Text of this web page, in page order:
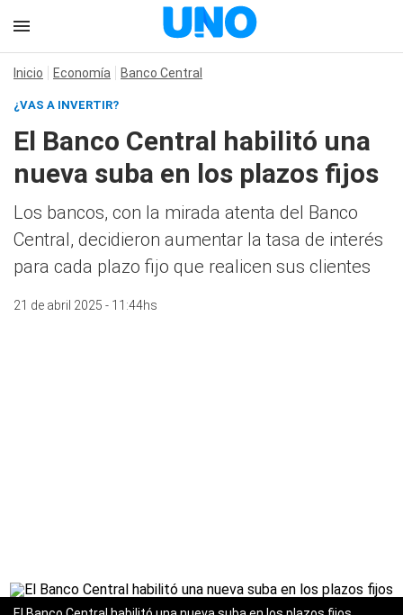
Inicio Economía Banco Central
¿VAS A INVERTIR?
El Banco Central habilitó una
nueva suba en los plazos fijos
Los bancos, con la mirada atenta del Banco
Central, decidieron aumentar la tasa de interés
para cada plazo fijo que realicen sus clientes
21 de abril 2025 - 11:44hs